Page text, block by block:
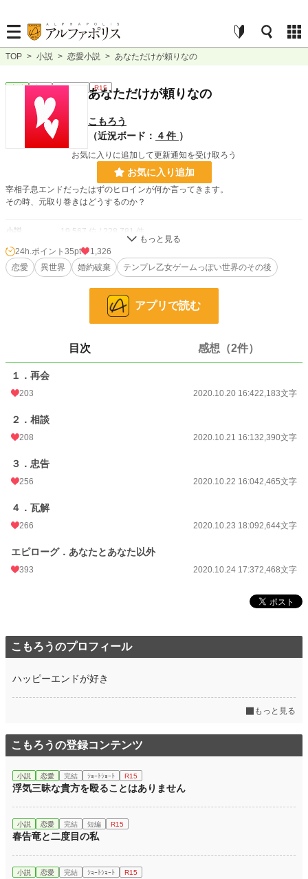
TOP > 小説 > 恋愛小説 > あなただけが頼りなの
完結 ｼｮｰﾄｼｮｰﾄ R15
あなただけが頼りなの
こもろう
（近況ボード： 4 件 ）
お気に入りに追加して更新通知を受け取ろう
お気に入り追加
宰相子息エンドだったはずのヒロインが何か言ってきます。
その時、元取り巻きはどうするのか？
小説 19,567 位 / 228,781 件
恋愛 8,493 位 / 66,371 件
お気に入り 116
2020.10.24 17:37
初回公開日時
週間ポイント
24h.ポイント 35pt
1,326
恋愛
異世界 婚約破棄 テンプレ乙女ゲームっぽい世界のその後
アプリで読む
目次 感想（2件）
１．再会
203 2020.10.20 16:422,183文字
２．相談
208 2020.10.21 16:132,390文字
３．忠告
256 2020.10.22 16:042,465文字
４．瓦解
266 2020.10.23 18:092,644文字
エピローグ．あなたとあなた以外
393 2020.10.24 17:372,468文字
こもろうのプロフィール
ハッピーエンドが好き
もっと見る
こもろうの登録コンテンツ
小説 恋愛 完結 ｼｮｰﾄｼｮｰﾄ R15
浮気三昧な貴方を殴ることはありません
小説 恋愛 完結 短編 R15
春告竜と二度目の私
小説 恋愛 完結 ｼｮｰﾄｼｮｰﾄ R15